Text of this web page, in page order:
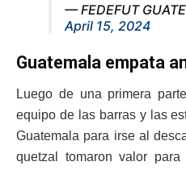
— FEDEFUT
April 15, 2024
Guatemala empata
Luego de una primera
equipo de las barras y las
Guatemala para irse al
quetzal tomaron valor